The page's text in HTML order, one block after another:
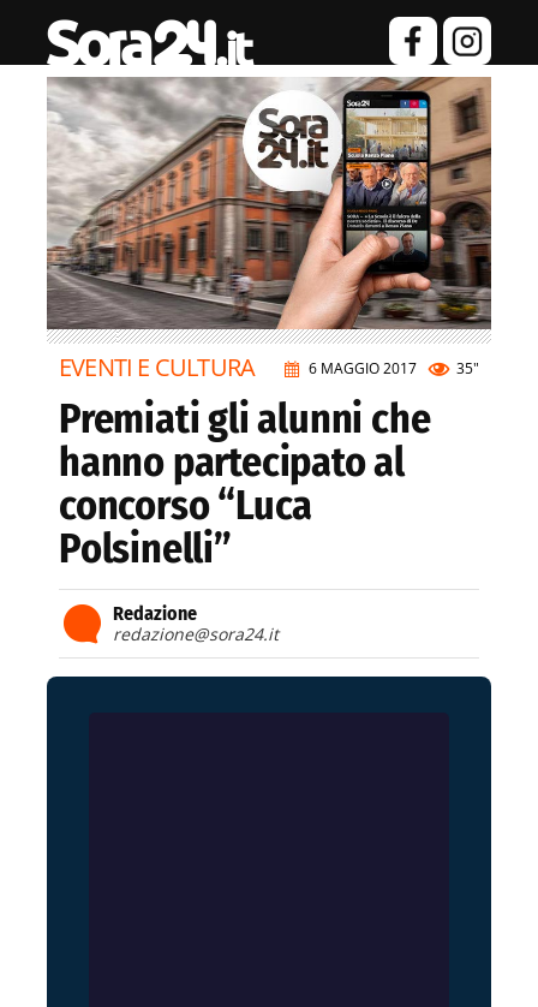
6 MAGGIO 2017 35"
EVENTI E CULTURA
Premiati gli alunni che
hanno partecipato al
concorso “Luca
Polsinelli”
Redazione
redazione@sora24.it